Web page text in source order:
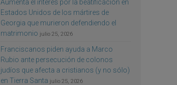
Aumenta el interés por la beatificación en
Estados Unidos de los mártires de
Georgia que murieron defendiendo el
matrimonio julio 25, 2026
Franciscanos piden ayuda a Marco
Rubio ante persecución de colonos
judíos que afecta a cristianos (y no sólo)
en Tierra Santa julio 25, 2026